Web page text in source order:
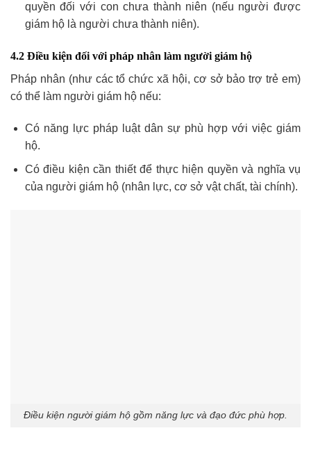
quyền đối với con chưa thành niên (nếu người được
giám hộ là người chưa thành niên).
4.2 Điều kiện đối với pháp nhân làm người giám hộ
Pháp nhân (như các tổ chức xã hội, cơ sở bảo trợ trẻ em)
có thể làm người giám hộ nếu:
Có năng lực pháp luật dân sự phù hợp với việc giám
hộ.
Có điều kiện cần thiết để thực hiện quyền và nghĩa vụ
của người giám hộ (nhân lực, cơ sở vật chất, tài chính).
Điều kiện người giám hộ gồm năng lực và đạo đức phù hợp.